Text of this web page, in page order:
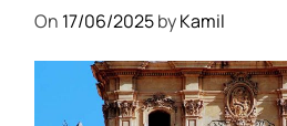
On 17/06/2025byKamil